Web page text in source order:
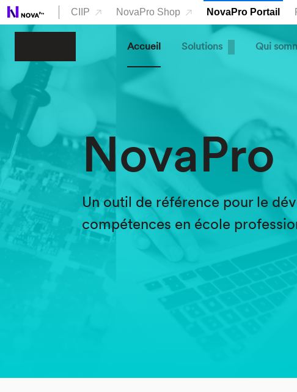
Aller au contenu principal
CIIP NovaPro Shop NovaPro Portail
Accueil Solutions Qui
NovaPro
Un outil de référence pour le
compétences en école